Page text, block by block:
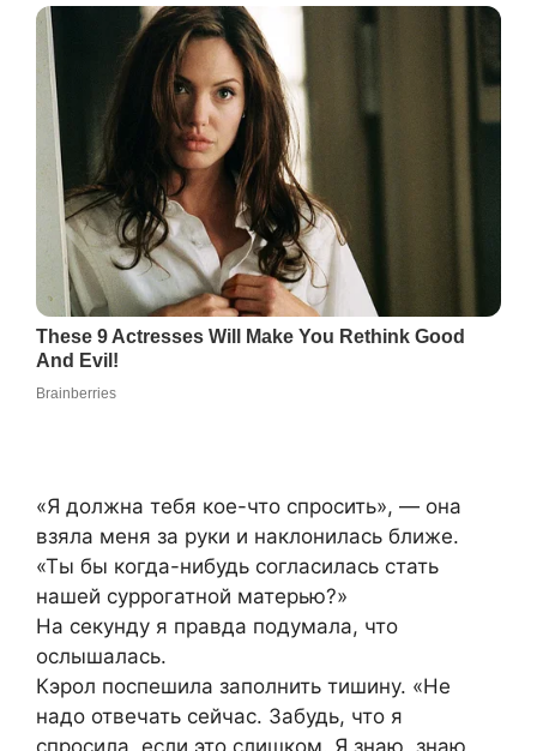
«Я должна тебя кое-что спросить», — она
взяла меня за руки и наклонилась ближе.
«Ты бы когда-нибудь согласилась стать
нашей суррогатной матерью?»
На секунду я правда подумала, что
ослышалась.
Кэрол поспешила заполнить тишину. «Не
надо отвечать сейчас. Забудь, что я